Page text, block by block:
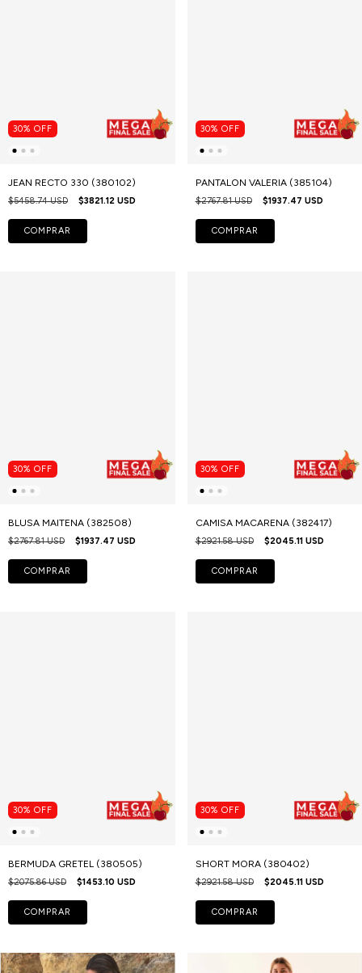
30% OFF
JEAN RECTO 330 (380102)
$5458.74 USD $3821.12 USD
COMPRAR
30% OFF
PANTALON VALERIA (385104)
$2767.81 USD $1937.47 USD
COMPRAR
30% OFF
BLUSA MAITENA (382508)
$2767.81 USD $1937.47 USD
COMPRAR
30% OFF
CAMISA MACARENA (382417)
$2921.58 USD $2045.11 USD
COMPRAR
30% OFF
BERMUDA GRETEL (380505)
$2075.86 USD $1453.10 USD
COMPRAR
30% OFF
SHORT MORA (380402)
$2921.58 USD $2045.11 USD
COMPRAR